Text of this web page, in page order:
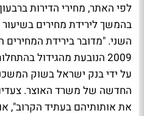
השני. "מדובר בירידת
2009 הנובעת מהגידול
על ידי בנק ישראל בשוק
החדשה של משרד האוצר.
את אותותיהם בעתיד הקרוב",